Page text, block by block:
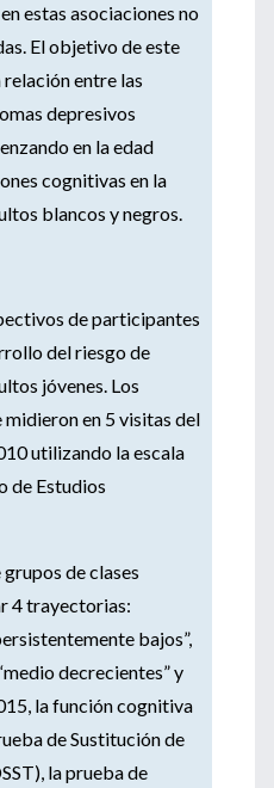
estas asociaciones no
El objetivo de este
entre las
depresivos
en la edad
cognitivas en la
blancos y negros.
de participantes
del riesgo de
jóvenes. Los
en 5 visitas del
utilizando la escala
de Estudios
de clases
4 trayectorias:
bajos”,
decrecientes” y
la función cognitiva
de Sustitución de
la prueba de